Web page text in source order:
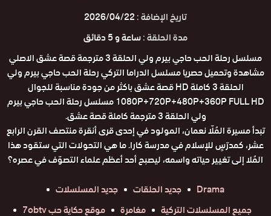
تاريخ الإضافة :2026/04/22
مدة الحلقة :ساعة و 5 دقائق
مسلسل رحلة الحب حاجي بيرم ولي الحلقة 3 مترجمة قصة عشق الاصلي
مشاهدة وتحميل حصريا مسلسل الدراما التركي رحلة الحب حاجي بيرم ولي
الحلقة 3 كاملة HD قصة عشق باكثر من جودة مناسبة للجوال
1080P+720P+480P+360P FULL HD مسلسل رحلة الحب حاجي بيرم
ولي الحلقة 3 مترجمة كاملة قصة عشق.
تبدأ مسيرة المُلّا نعمان، المولود في إحدى قرى أنقرة منتصف القرن الرابع
عشر، كمدرّسٍ للإسلام في مدرسة كارا. ما هي التحولات التي ستقود هذا
المُلا إلى تغيير حياته واسمه، ليصبح أحد أعظم علماء التصوّف في عصره؟
Drama
جديد الحلقات
جديد المسلسلات
جميع المسلسلات التركية
مغامرة موقع حكاية حب 7obtv